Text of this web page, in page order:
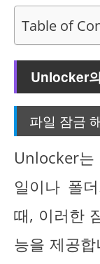
Table of
Unlocker
파일 잠금
Unlocker는
일이나 폴
때, 이러한
능을 제공